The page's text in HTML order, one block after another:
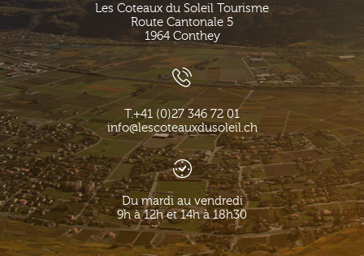
Les Coteaux du Soleil Tourisme
Route Cantonale 5
1964 Conthey
T.+41 (0)27 346 72 01
info@lescoteauxdusoleil.ch
Du mardi au vendredi
9h à 12h et 14h à 18h30